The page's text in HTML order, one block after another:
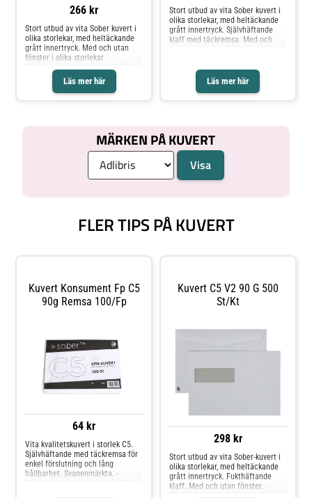
266 kr
Läs mer här
Stort utbud av vita Sober kuvert i
olika storlekar, med heltäckande
grått innertryck. Med och utan
fönster i olika storlekar.
som är färdigt adresserat,
praktiskt och enkelt.* Vit* Finns i
flera storlekar* Självhäftande*
Läs mer här
Stort utbud av vita Sober kuvert i
olika storlekar, med heltäckande
grått innertryck. Självhäftande
klaff med täckremsa. Med och
som är färdigt adresserat,
praktiskt och enkelt.* Vit* Finns i
flera storlekar* Med eller utan
fönster* Med täckremsa* 500
MÄRKEN PÅ KUVERT
FLER TIPS PÅ KUVERT
Kuvert Konsument Fp C5
90g Remsa 100/fp
64 kr
Vita kvalitetskuvert i storlek C5.
Självhäftande med täckremsa för
enkel förslutning och lång
hållbarhet. Svanenmärkta. -
Kuvert C5 V2 90 G 500
St/kt
298 kr
Stort utbud av vita Sober-kuvert i
olika storlekar, med heltäckande
grått innertryck. Fukthäftande
klaff. Med och utan fönster.